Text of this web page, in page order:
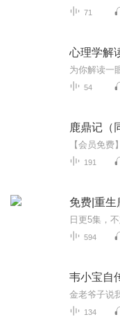
71
54
191
594
134